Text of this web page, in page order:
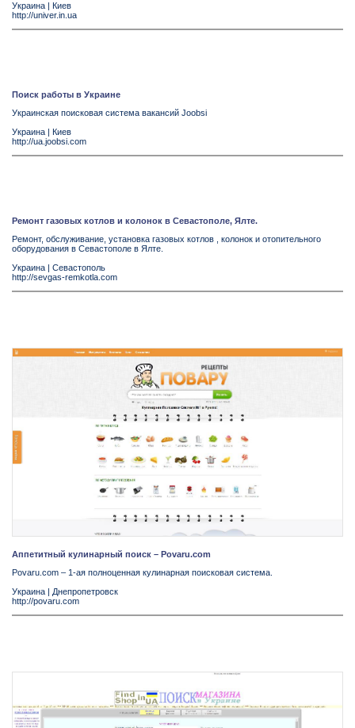
Украина | Киев
http://univer.in.ua
Поиск работы в Украине
Украинская поисковая система вакансий Joobsi
Украина | Киев
http://ua.joobsi.com
Ремонт газовых котлов и колонок в Севастополе, Ялте.
Ремонт, обслуживание, установка газовых котлов , колонок и отопительного
оборудования в Севастополе в Ялте.
Украина | Севастополь
http://sevgas-remkotla.com
Аппетитный кулинарный поиск – Povaru.com
Povaru.com – 1-ая полноценная кулинарная поисковая система.
Украина
Днепропетровск
http://povaru.com